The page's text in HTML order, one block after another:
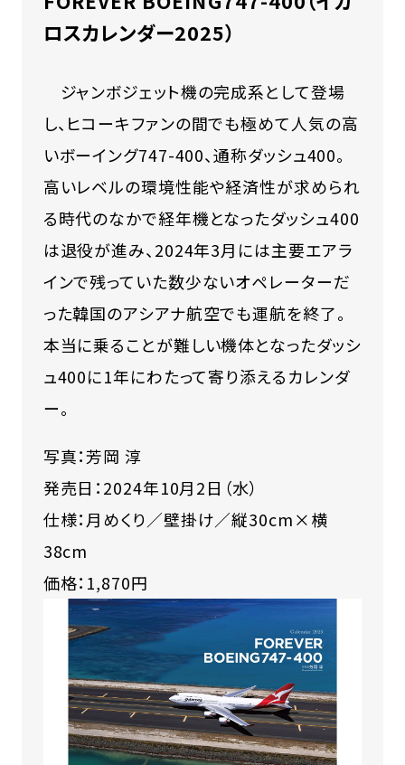
ロスカレンダー2025）
ジャンボジェット機の完成系として登場
し、ヒコーキファンの間でも極めて人気の高
いボーイング747-400、通称ダッシュ400。
高いレベルの環境性能や経済性が求められ
る時代のなかで経年機となったダッシュ400
は退役が進み、2024年3月には主要エアラ
インで残っていた数少ないオペレーターだ
った韓国のアシアナ航空でも運航を終了。
本当に乗ることが難しい機体となったダッシ
ュ400に1年にわたって寄り添えるカレンダ
ー。
写真：芳岡 淳
発売日：2024年10月2日（水）
仕様：月めくり／壁掛け／縦30cm×横
38cm
価格：1,870円